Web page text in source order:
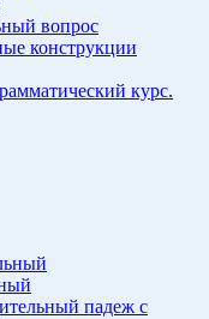
вопрос
конструкции
курс.
падеж с